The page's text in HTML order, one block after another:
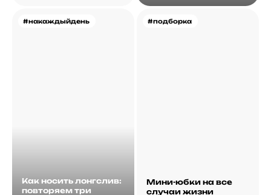
#накаждыйдень
Как носить лонгслив:
повторяем три
#подборка
Мини-юбки на все
случаи жизни